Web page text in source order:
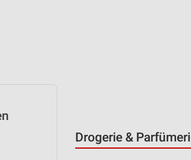
Drogerie &